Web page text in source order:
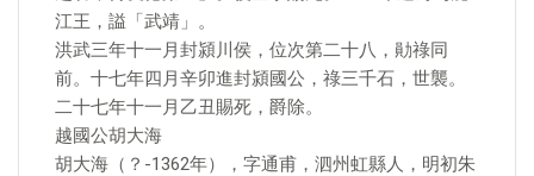
江王，謚「武靖」。
洪武三年十一月封潁川侯，位次第二十八，勛祿同
前。十七年四月辛卯進封潁國公，祿三千石，世襲。
二十七年十一月乙丑賜死，爵除。
越國公胡大海
胡大海（？-1362年），字通甫，泗州虹縣人，明初朱